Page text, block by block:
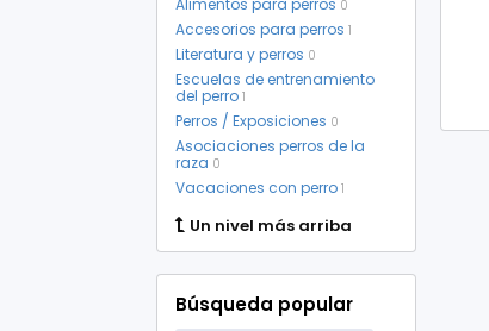
Alimentos para perros 0
Accesorios para perros 1
Literatura y perros 0
Escuelas de entrenamiento
del perro 1
Perros / Exposiciones 0
Asociaciones perros de la
raza 0
Vacaciones con perro 1
Un nivel más arriba
Búsqueda popular